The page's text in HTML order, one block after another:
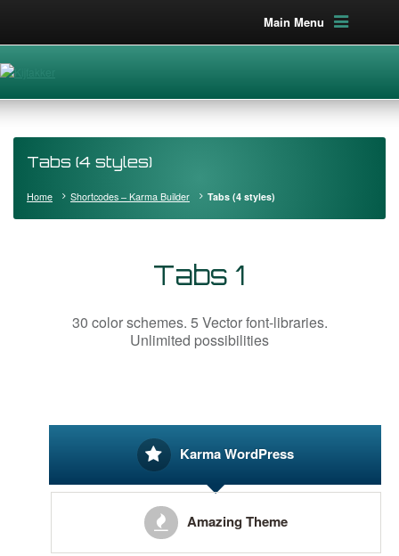
Main Menu
Tabs (4 styles)
Home Shortcodes – Karma Builder Tabs (4 styles)
Tabs 1
30 color schemes. 5 Vector font-libraries.
Unlimited possibilities
Karma WordPress
Amazing Theme